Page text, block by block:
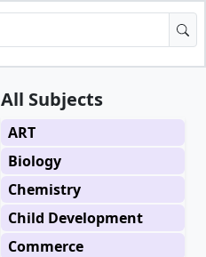
All Subjects
ART
Biology
Chemistry
Child Development
Commerce